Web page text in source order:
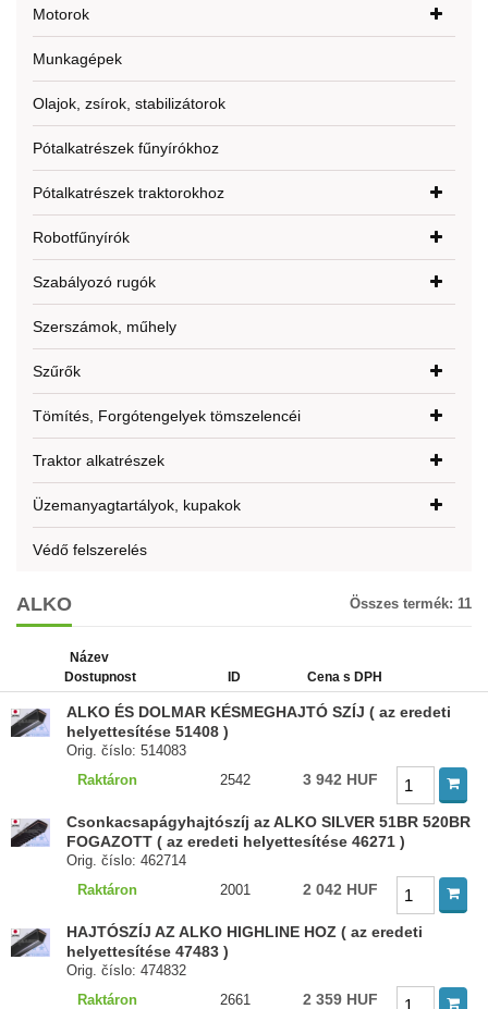
Motorok
Munkagépek
Olajok, zsírok, stabilizátorok
Pótalkatrészek fűnyírókhoz
Pótalkatrészek traktorokhoz
Robotfűnyírók
Szabályozó rugók
Szerszámok, műhely
Szűrők
Tömítés, Forgótengelyek tömszelencéi
Traktor alkatrészek
Üzemanyagtartályok, kupakok
Védő felszerelés
ALKO Összes termék: 11
Název
Dostupnost
ID Cena s DPH
ALKO ÉS DOLMAR KÉSMEGHAJTÓ SZÍJ ( az eredeti
helyettesítése 51408 )
Orig. číslo: 514083
Raktáron
2542 3 942 HUF
Csonkacsapágyhajtószíj az ALKO SILVER 51BR 520BR
FOGAZOTT ( az eredeti helyettesítése 46271 )
Orig. číslo: 462714
Raktáron
2001 2 042 HUF
HAJTÓSZÍJ AZ ALKO HIGHLINE HOZ ( az eredeti
helyettesítése 47483 )
Orig. číslo: 474832
Raktáron
2661 2 359 HUF